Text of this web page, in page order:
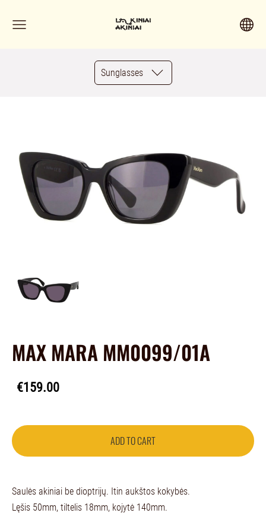
Sunglasses
MAX MARA MM0099/01A
€159.00
ADD TO CART
Saulės akiniai be dioptrijų. Itin aukštos kokybės.
Lęšis 50mm, tiltelis 18mm, kojytė 140mm.